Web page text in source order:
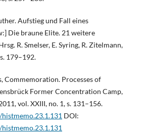
Aufstieg und Fall eines
Die braune Elite. 21 weitere
R. Smelser, E. Syring, R. Zitelmann,
179–192.
Commemoration. Processes of
Former Concentration Camp,
vol. XXIII, no. 1, s. 131–156.
DOI: